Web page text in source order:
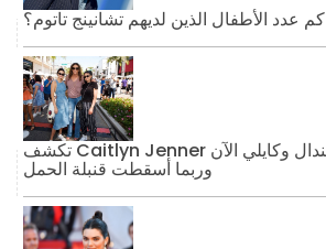
كم عدد الأطفال الذين لديهم تشانينج تاتوم؟
تكشف Caitlyn Jenner كيف تخاطبها كيندال وكايلي الآن
وربما أسقطت قنبلة الحمل